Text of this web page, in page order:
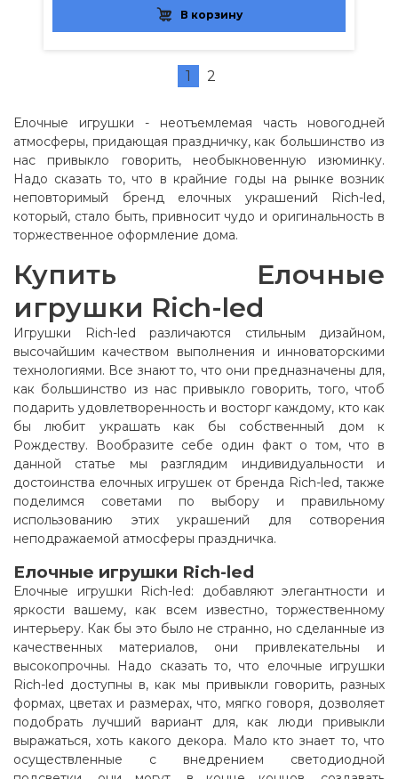
В корзину
1 2
Елочные игрушки - неотъемлемая часть новогодней
атмосферы, придающая праздничку, как большинство из
нас привыкло говорить, необыкновенную изюминку.
Надо сказать то, что в крайние годы на рынке возник
неповторимый бренд елочных украшений Rich-led,
который, стало быть, привносит чудо и оригинальность в
торжественное оформление дома.
Купить Елочные
игрушки Rich-led
Игрушки Rich-led различаются стильным дизайном,
высочайшим качеством выполнения и инноваторскими
технологиями. Все знают то, что они предназначены для,
как большинство из нас привыкло говорить, того, чтоб
подарить удовлетворенность и восторг каждому, кто как
бы любит украшать как бы собственный дом к
Рождеству. Вообразите себе один факт о том, что в
данной статье мы разглядим индивидуальности и
достоинства елочных игрушек от бренда Rich-led, также
поделимся советами по выбору и правильному
использованию этих украшений для сотворения
неподражаемой атмосферы праздничка.
Елочные игрушки Rich-led
Елочные игрушки Rich-led: добавляют элегантности и
яркости вашему, как всем известно, торжественному
интерьеру. Как бы это было не странно, но сделанные из
качественных материалов, они привлекательны и
высокопрочны. Надо сказать то, что елочные игрушки
Rich-led доступны в, как мы привыкли говорить, разных
формах, цветах и размерах, что, мягко говоря, дозволяет
подобрать лучший вариант для, как люди привыкли
выражаться, хоть какого декора. Мало кто знает то, что
осуществленные с внедрением светодиодной